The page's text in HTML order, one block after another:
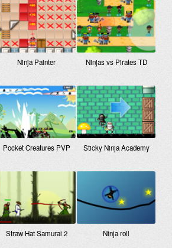
Ninja Painter Ninjas vs Pirates TD
Pocket Creatures PVP Sticky Ninja Academy
Straw Hat Samurai 2 Ninja roll